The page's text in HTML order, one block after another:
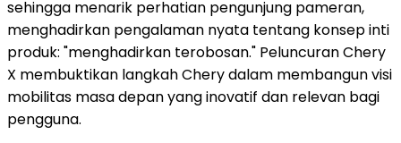
sehingga menarik perhatian pengunjung pameran,
menghadirkan pengalaman nyata tentang konsep inti
produk: "menghadirkan terobosan." Peluncuran Chery
X membuktikan langkah Chery dalam membangun visi
mobilitas masa depan yang inovatif dan relevan bagi
pengguna.